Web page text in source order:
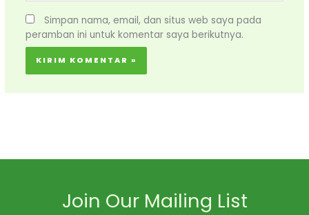
Simpan nama, email, dan situs web saya pada
peramban ini untuk komentar saya berikutnya.
Join Our Mailing List